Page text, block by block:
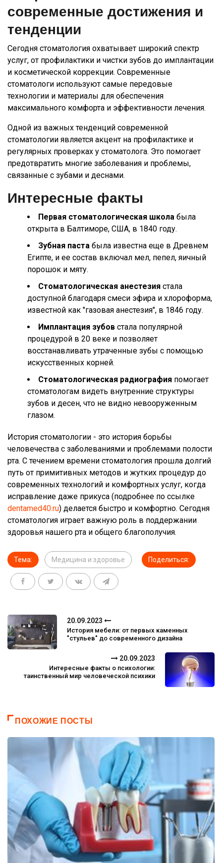
современные достижения и
тенденции
Сегодня стоматология охватывает широкий спектр
услуг, от профилактики и чистки зубов до имплантации
и косметической коррекции. Современные
стоматологи используют самые передовые
технологии и материалы для обеспечения
максимального комфорта и эффективности лечения.
Одной из важных тенденций современной
стоматологии является акцент на профилактике и
регулярных проверках у стоматолога. Это помогает
предотвратить многие заболевания и проблемы,
связанные с зубами и деснами.
Интересные факты
Первая стоматологическая школа была
открыта в Балтиморе, США, в 1840 году.
Зубная паста была известна еще в Древнем
Египте, и ее состав включал мел, пепел, яичный
порошок и мяту.
Стоматологическая анестезия стала
доступной благодаря смеси эфира и хлороформа,
известной как "газовая анестезия", в 1846 году.
Имплантация зубов стала популярной
процедурой в 20 веке и позволяет
восстанавливать утраченные зубы с помощью
искусственных корней.
Стоматологическая радиография помогает
стоматологам видеть внутренние структуры
зубов и десен, что не видно невооруженным
глазом.
История стоматологии - это история борьбы
человечества с заболеваниями и проблемами полости
рта. С течением времени стоматология прошла долгий
путь от примитивных методов и жутких процедур до
современных технологий и комфортных услуг, когда
исправление даже прикуса (подробнее по ссылке
dentamed40.ru) делается быстро и комфортно. Сегодня
стоматология играет важную роль в поддержании
здоровья нашего рта и общего благополучия.
Тема: Медицина и здоровье Поделиться:
20.09.2023
История мебели: от первых каменных
"стульев" до современного дизайна
20.09.2023
Интересные факты о психологии:
таинственный мир человеческой психики
ПОХОЖИЕ ПОСТЫ